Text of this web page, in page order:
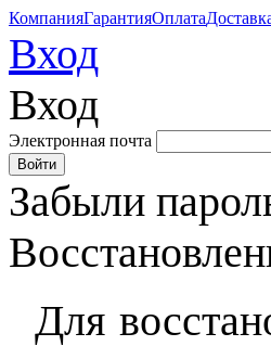
КомпанияГарантияОплата
Вход
Вход
Электронная почта
Забыли
Для